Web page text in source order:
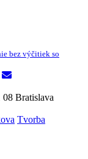
bez výčitiek so
08 Bratislava
Tvorba